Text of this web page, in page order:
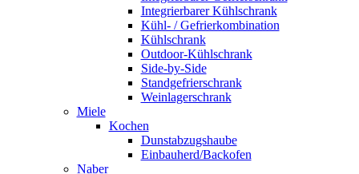
Integrierbarer Kühlschrank
Kühl- / Gefrierkombination
Kühlschrank
Outdoor-Kühlschrank
Side-by-Side
Standgefrierschrank
Weinlagerschrank
Miele
Kochen
Dunstabzugshaube
Einbauherd/Backofen
Naber